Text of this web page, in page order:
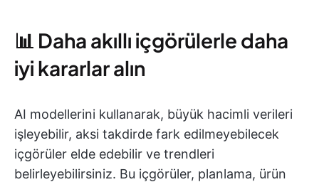
📊 Daha akıllı içgörülerle daha
iyi kararlar alın
AI modellerini kullanarak, büyük hacimli verileri
işleyebilir, aksi takdirde fark edilmeyebilecek
içgörüler elde edebilir ve trendleri
belirleyebilirsiniz. Bu içgörüler, planlama, ürün